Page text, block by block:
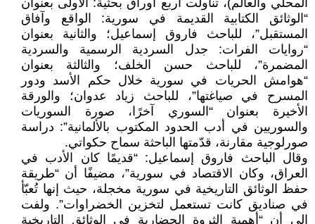
المحلي والعالم)، تناولت أربع أوراق بحثية: الأولى بعنوان
“الوثائق الكتابية القديمة في سورية: الواقع وآفاق
المستقبل”، للباحث فاروق إسماعيل؛ والثانية بعنوان
“روايات الفرات: جدل السردية الرسمية والسردية
المضمرة”، للباحث حسن الخلف؛ والثالثة بعنوان
“هوامش الحريات في سورية خلال حكم الأسد ودور
المسرح في صياغتها”، للباحث زياد عدوان؛ والورقة
الأخيرة بعنوان “السوري آخرًا، صورة السوريات
والسوريين في أدب الحدود المكتوب بالألمانية”: دراسة
صورلوجية مقارنة، قدّمتها الباحثة سماح حكواتي.
وقال الباحث فاروق إسماعيل: “قديمًا كان الأدب في
العراق، وكان الاقتصاد في سورية”، مضيفًا أن “طريقة
حفظ الوثائق التاريخية في سورية مخجلة، حيث إنها تُعبّأ
في صناديق كانت تستعمل لتخزين الخضراوات”. ولفت
إلى أن “أهمية الثروة الحضارية في الوثائق التاريخية